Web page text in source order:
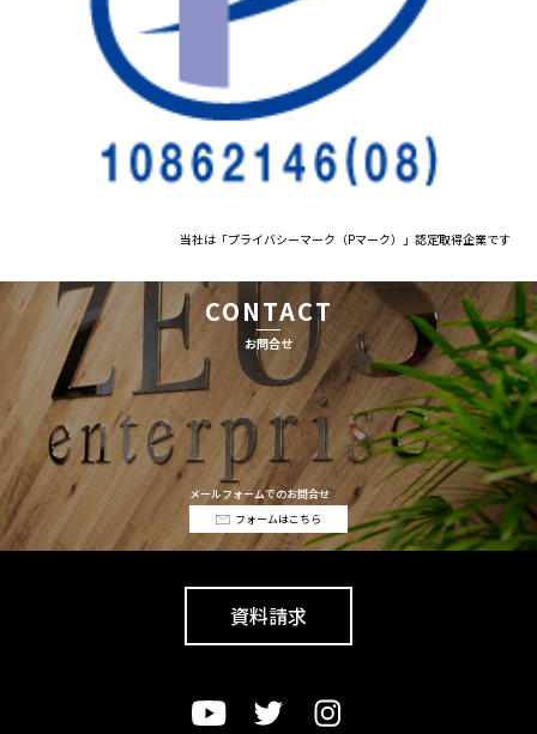
当社は「プライバシーマーク（Pマーク）」認定取得企業です
CONTACT
お問合せ
メールフォームでのお問合せ
フォームはこちら
資料請求